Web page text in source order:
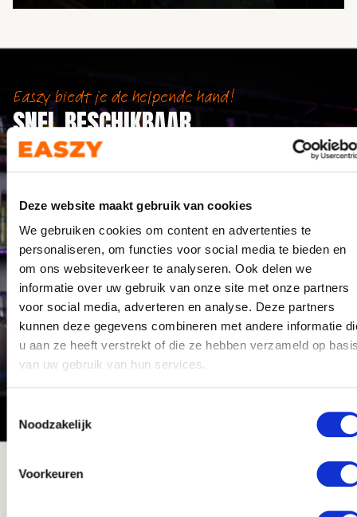
Deze website maakt gebruik van cookies
We gebruiken cookies om content en advertenties te
personaliseren, om functies voor social media te bieden en
om ons websiteverkeer te analyseren. Ook delen we
informatie over uw gebruik van onze site met onze partners
voor social media, adverteren en analyse. Deze partners
kunnen deze gegevens combineren met andere informatie
u aan ze heeft verstrekt of die ze hebben verzameld op
van uw gebruik van hun services.
Noodzakelijk
Voorkeuren
Easzy biedt je de helpende hand!
SNEL BESCHIKBAAR
SCHOONMAAKPERSONEEL
betrouwbare schoonmakers in die direct voor je
aan de slag kunnen. Onze medewerkers werken
zelfstandig, efficiënt en met oog voor detail. Zo
weet je zeker dat alles netjes en schoon wordt
opgeleverd.
Wij leveren schoonmaakpersoneel in Meppel en
omliggende plaatsen zoals Hoogeveen,
Steenwijk, Staphorst, Zwolle en Hasselt. Er is dus
altijd een geschikte schoonmaker bij jou in de